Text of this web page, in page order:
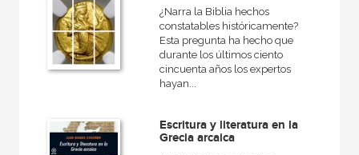
¿Narra la Biblia hechos
constatables históricamente?
Esta pregunta ha hecho que
durante los últimos ciento
cincuenta años los expertos
hayan...
Escritura y literatura en la
Grecia arcaica